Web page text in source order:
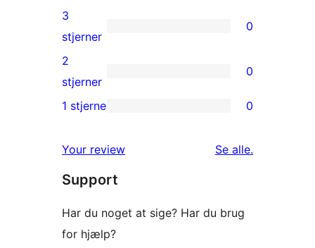
anmeldelse
4-
stjernet
anmeldelser
0
3-
stjernet
anmeldelser
3
stjerner
0
0
2-
anmeldelser
2
stjerner
0
stjernet
anmeldelser
1 stjerne 0
Your review Se alleanmeldelser
.
Support
Har du noget at sige? Har du brug
for hjælp?